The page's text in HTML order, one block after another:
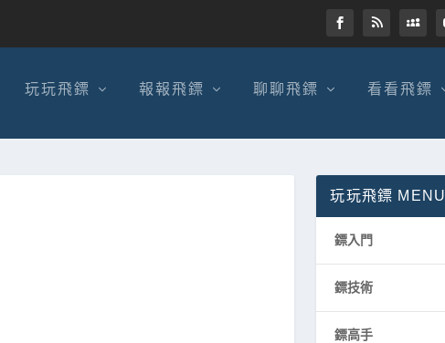
玩玩飛鏢 報報飛鏢 聊聊飛鏢 看看飛鏢
玩玩飛鏢 MENU
鏢入門
鏢技術
鏢高手